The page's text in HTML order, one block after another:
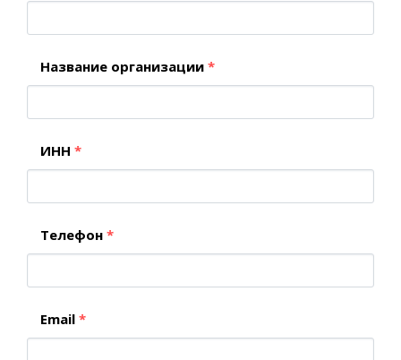
Название организации *
ИНН *
Телефон *
Email *